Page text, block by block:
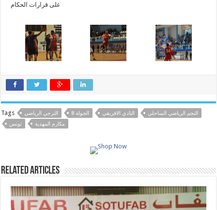
على قرارات الحكام
Tags الترجي الرياضي الجولة 8 النادي الافريقي
النجم الرياضي الساحلي
تونس
مكارم المهدية
Related Articles